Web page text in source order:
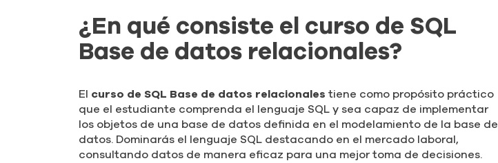
¿En qué consiste el curso de SQL
Base de datos relacionales?
El curso de SQL Base de datos relacionales tiene como propósito práctico
que el estudiante comprenda el lenguaje SQL y sea capaz de implementar
los objetos de una base de datos definida en el modelamiento de la base de
datos. Dominarás el lenguaje SQL destacando en el mercado laboral,
consultando datos de manera eficaz para una mejor toma de decisiones.